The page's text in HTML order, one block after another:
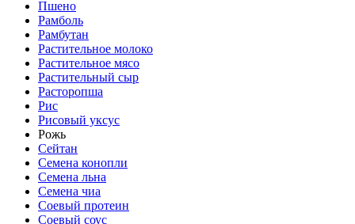
Пшено
Рамболь
Рамбутан
Растительное молоко
Растительное мясо
Растительный сыр
Расторопша
Рис
Рисовый уксус
Рожь
Сейтан
Семена конопли
Семена льна
Семена чиа
Соевый протеин
Соевый соус